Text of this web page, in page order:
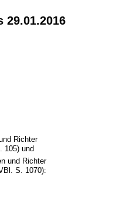
29.01.2016
Richter
105) und
und Richter
S. 1070):